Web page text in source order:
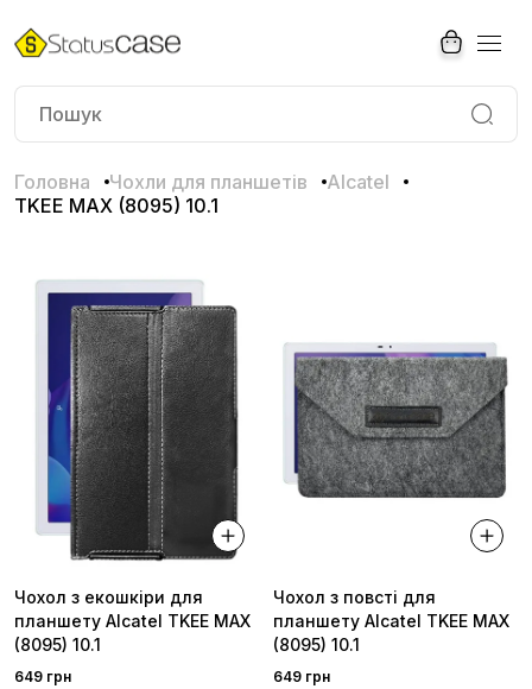
Головна Чохли для планшетів
Alcatel
TKEE MAX (8095) 10.1
Чохол з екошкіри для
планшету Alcatel TKEE MAX
(8095) 10.1
649 грн
Чохол з повсті для
планшету Alcatel TKEE MAX
(8095) 10.1
649 грн